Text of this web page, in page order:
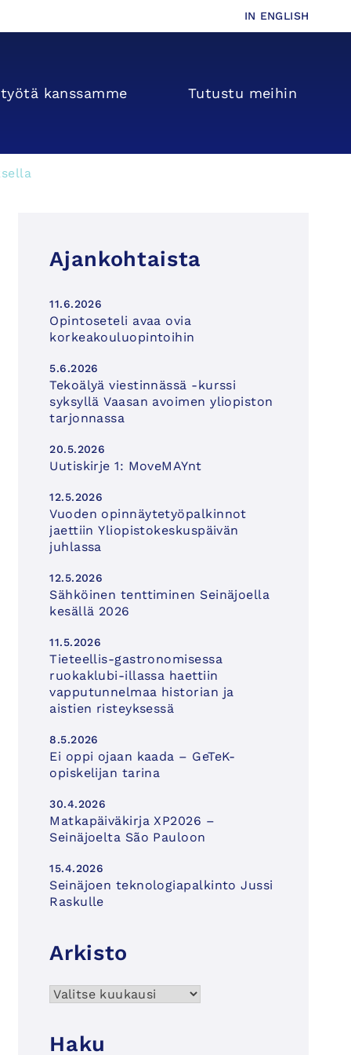
IN ENGLISH
kanssamme Tutustu meihin
Ajankohtaista
11.6.2026
Opintoseteli avaa ovia
korkeakouluopintoihin
5.6.2026
Tekoälyä viestinnässä -kurssi
syksyllä Vaasan avoimen yliopiston
tarjonnassa
20.5.2026
Uutiskirje 1: MoveMAYnt
12.5.2026
Vuoden opinnäytetyöpalkinnot
jaettiin Yliopistokeskuspäivän
juhlassa
12.5.2026
Sähköinen tenttiminen Seinäjoella
kesällä 2026
11.5.2026
Tieteellis-gastronomisessa
ruokaklubi-illassa haettiin
vapputunnelmaa historian ja
aistien risteyksessä
8.5.2026
Ei oppi ojaan kaada – GeTeK-
opiskelijan tarina
30.4.2026
Matkapäiväkirja XP2026 –
Seinäjoelta São Pauloon
15.4.2026
Seinäjoen teknologiapalkinto Jussi
Raskulle
Arkisto
Arkisto
Haku